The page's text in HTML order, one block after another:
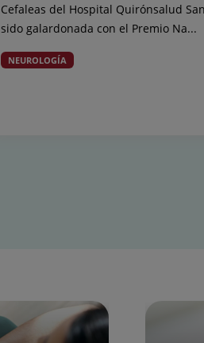
Cefaleas del Hospital Quirónsalud
sido galardonada con el Premio Na...
NEUROLOGÍA